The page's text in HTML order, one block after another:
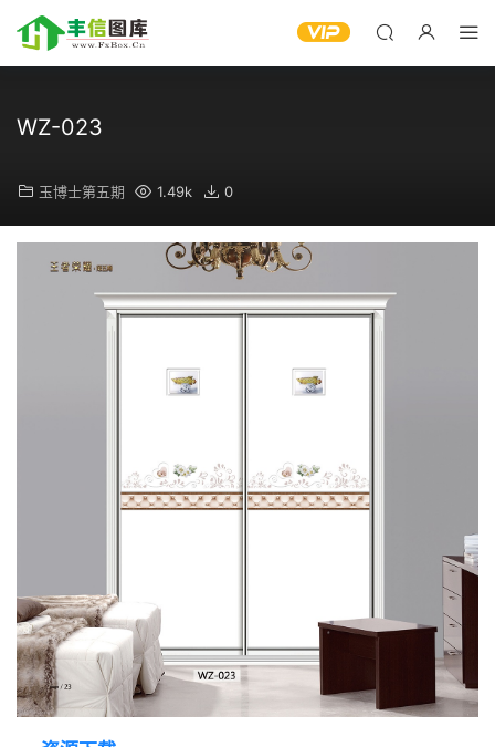
WZ-023
玉博士第五期 1.49k 0